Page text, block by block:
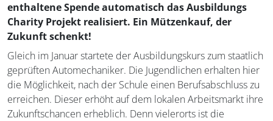
enthaltene Spende automatisch das Ausbildungs
Charity Projekt realisiert. Ein Mützenkauf, der
Zukunft schenkt!
Gleich im Januar startete der Ausbildungskurs zum staatlich
geprüften Automechaniker. Die Jugendlichen erhalten hier
die Möglichkeit, nach der Schule einen Berufsabschluss zu
erreichen. Dieser erhöht auf dem lokalen Arbeitsmarkt ihre
Zukunftschancen erheblich. Denn vielerorts ist die